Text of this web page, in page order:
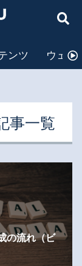
ンツ ウェブ
事一覧
の流れ（ビ